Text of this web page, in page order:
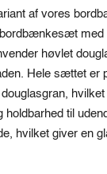
af vores
med
høvlet
Hele sættet er
hvilket
holdbarhed til
hvilket giver en